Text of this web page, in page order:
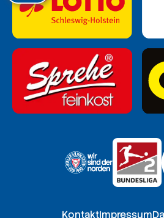
KontaktImpressum